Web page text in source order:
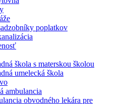
poplatkov
škola s materskou školou
umelecká škola
ambulancia
obvodného lekára pre